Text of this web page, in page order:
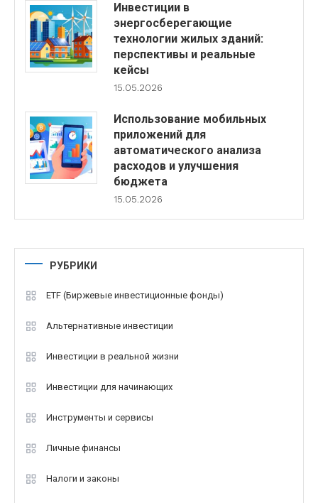
Инвестиции в
энергосберегающие
технологии жилых зданий:
перспективы и реальные
кейсы
15.05.2026
Использование мобильных
приложений для
автоматического анализа
расходов и улучшения
бюджета
15.05.2026
РУБРИКИ
ETF (Биржевые инвестиционные фонды)
Альтернативные инвестиции
Инвестиции в реальной жизни
Инвестиции для начинающих
Инструменты и сервисы
Личные финансы
Налоги и законы